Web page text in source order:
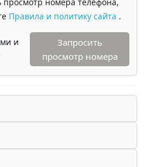
Правила и политику сайта .
и
Запросить
просмотр номера